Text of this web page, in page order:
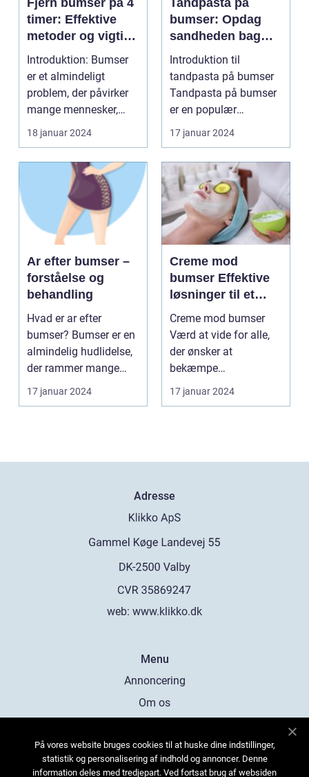
Fjern bumser på 4
timer: Effektive
metoder og vigtige
oplysninger
Introduktion: Bumser
er et almindeligt
problem, der påvirker
mange mennesker,
især dem i skønheds-
o...
18 januar 2024
Tandpasta på
bumser: Opdag
sandheden bag
dette populære
hjemmebehandlin
gsmiddel
Introduktion til
tandpasta på bumser
Tandpasta på bumser
er en populær
hjemmebehandlingsm
etode, som...
17 januar 2024
Ar efter bumser –
forståelse og
behandling
Hvad er ar efter
bumser? Bumser er en
almindelig hudlidelse,
der rammer mange
mennesker i deres
tee...
17 januar 2024
Creme mod
bumser Effektive
løsninger til et
glattere og mere
sundt udseende
Creme mod bumser
Værd at vide for alle,
der ønsker at
bekæmpe
hudproblemer
Introduktion til creme...
17 januar 2024
Adresse
web: www.klikko.dk
Menu
Annoncering
Om os
Kontakt os
Sitemap
På vores website bruges cookies til at huske dine indstillinger,
statistik og personalisering af indhold og annoncer. Denne
information deles med tredjepart. Ved fortsat brug af websiden